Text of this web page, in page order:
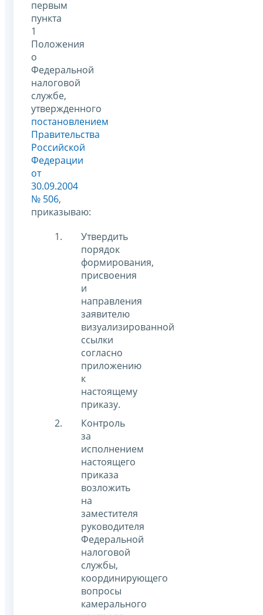
первым
пункта
1
Положения
о
Федеральной
налоговой
службе,
утвержденного
постановлением
Правительства
Российской
Федерации
от
30.09.2004
№ 506,
приказываю:
Утвердить
порядок
формирования,
присвоения
и
направления
заявителю
визуализированной
ссылки
согласно
приложению
к
настоящему
приказу.
Контроль
за
исполнением
настоящего
приказа
возложить
на
заместителя
руководителя
Федеральной
налоговой
службы,
координирующего
вопросы
камерального